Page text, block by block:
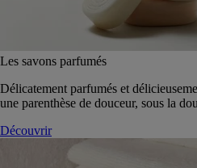
Les savons parfumés
Délicatement parfumés et
une parenthèse de douceur, sous la
Découvrir